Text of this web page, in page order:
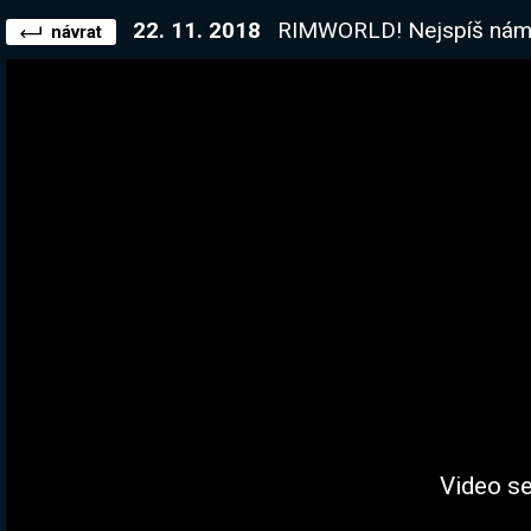
návrat 22. 11. 2018 RIMWORLD! Nejspíš nám
Video